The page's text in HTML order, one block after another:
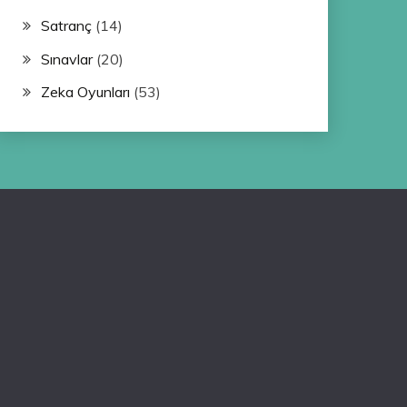
Satranç(14)
Sınavlar(20)
Zeka Oyunları (53)